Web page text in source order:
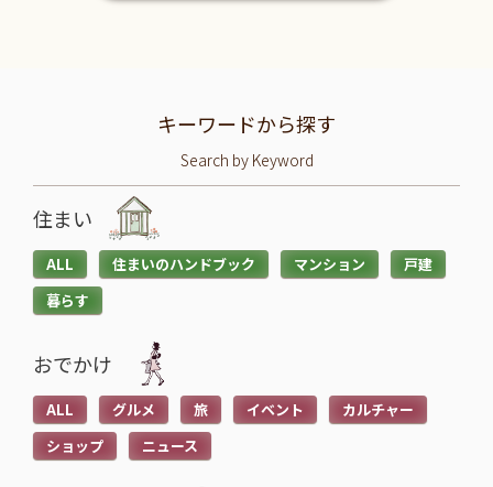
キーワードから探す
Search by Keyword
住まい
ALL 住まいのハンドブック マンション
戸建
暮らす
おでかけ
ALL グルメ 旅 イベント
カルチャー
ショップ
ニュース